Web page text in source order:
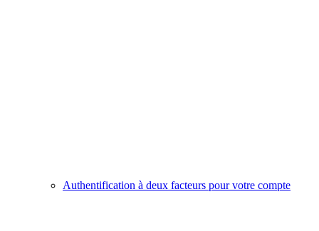
Authentification à deux facteurs pour votre compte